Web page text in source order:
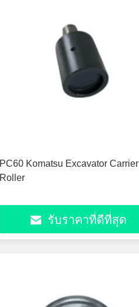
PC60 Komatsu Excavator Carrier
Roller
รับราคาที่ดีที่สุด